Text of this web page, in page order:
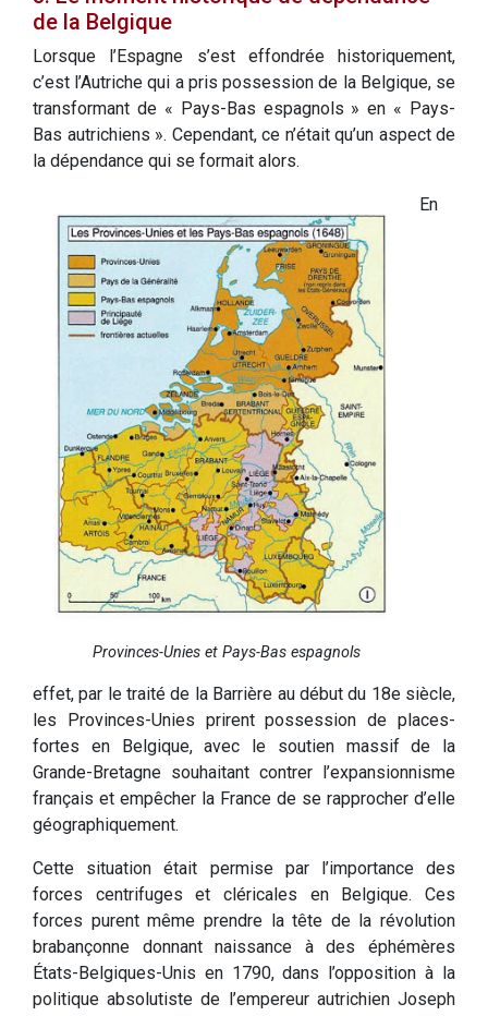
de la Belgique
Lorsque l’Espagne s’est effondrée historiquement,
c’est l’Autriche qui a pris possession de la Belgique, se
transformant de « Pays-Bas espagnols » en « Pays-
Bas autrichiens ». Cependant, ce n’était qu’un aspect de
la dépendance qui se formait alors.
Provinces-Unies et Pays-Bas espagnols
En
effet, par le traité de la Barrière au début du 18e siècle,
les Provinces-Unies prirent possession de places-
fortes en Belgique, avec le soutien massif de la
Grande-Bretagne souhaitant contrer l’expansionnisme
français et empêcher la France de se rapprocher d’elle
géographiquement.
Cette situation était permise par l’importance des
forces centrifuges et cléricales en Belgique. Ces
forces purent même prendre la tête de la révolution
brabançonne donnant naissance à des éphémères
États-Belgiques-Unis en 1790, dans l’opposition à la
politique absolutiste de l’empereur autrichien Joseph